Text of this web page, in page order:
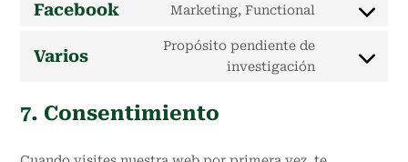
google-
Facebook Marketing, Functional
Consent
service
Varios
Propósito pendiente de
investigación
Consent
7. Consentimiento